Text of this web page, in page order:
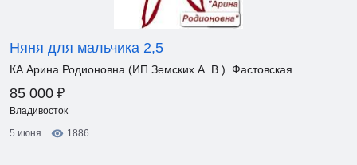
Няня для мальчика 2,5
КА Арина Родионовна (ИП Земских А. В.). Фастовская
85 000 ₽
Владивосток
5 июня
1886